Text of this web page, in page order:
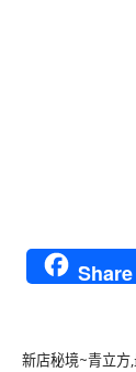
Share
新店秘境~青立方